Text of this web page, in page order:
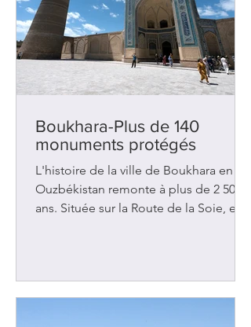
d’échanges dans cette région d’Asie
centrale. Elle accueillait les caravanes
chargées de tapis, d’épices, de tissus
et de bijoux. Des
Boukhara-Plus de 140
monuments protégés
L'histoire de la ville de Boukhara en
Ouzbékistan remonte à plus de 2 500
ans. Située sur la Route de la Soie, elle
plusieurs reprises. Les rois de Perse
l'ont envahie au 6e siècle av. J.-C. Deux